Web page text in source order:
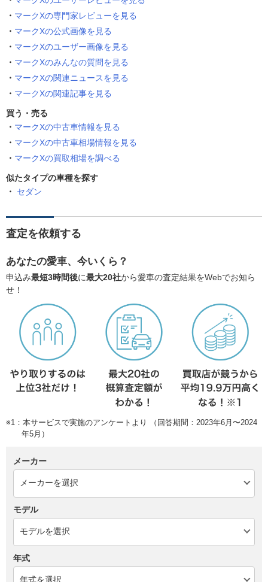
マークXの専門家レビューを見る
マークXの公式画像を見る
マークXのユーザー画像を見る
マークXのみんなの質問を見る
マークXの関連ニュースを見る
マークXの関連記事を見る
買う・売る
マークXの中古車情報を見る
マークXの中古車相場情報を見る
マークXの買取相場を調べる
似たタイプの車種を探す
セダン
査定を依頼する
あなたの愛車、今いくら？
申込み最短3時間後に最大20社から愛車の査定結果をWebでお知ら
せ！
※1：本サービスで実施のアンケートより （回答期間：2023年6月〜2024
年5月）
メーカー
モデル
年式